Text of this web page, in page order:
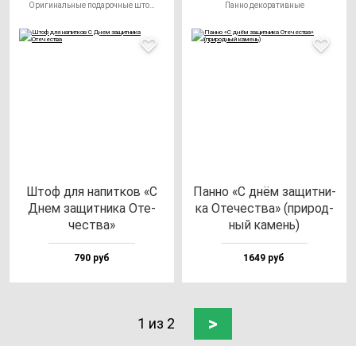
Штоф для на­пит­ков «С
Днем за­щит­ни­ка Оте­
чес­тва»
790 руб
Панно декоративные
Пан­но «С днём за­щит­ни­
ка Оте­чес­тва» (при­род­
ный ка­мень)
1649 руб
1 из 2 >